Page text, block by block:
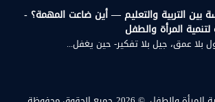
بين التربية والتعليم — أين ضاعت المهمة؟ -
المرأة والطفل
بلا عمق، جيل بلا تفكير- حين يغفل...